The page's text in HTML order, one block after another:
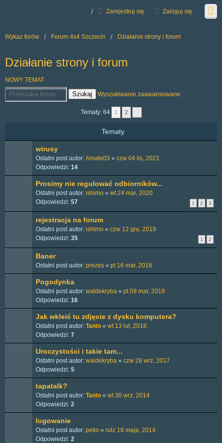
Zaloguj się
Zarejestruj się
Wykaz forów Forum 4x4 Szczecin Działanie strony i forum
Działanie strony i forum
NOWY TEMAT
Szukaj Wyszukiwanie zaawansowane
Tematy: 64 1 2
Tematy
wirusy
Ostatni post autor: Amate03 « czw 04 lis, 2021
Odpowiedzi: 14
Prosimy nie regulować odbiorników...
Ostatni post autor: ishimo « wt 24 mar, 2020
Odpowiedzi: 57 1 2 3
rejestracja na forum
Ostatni post autor: ishimo « czw 12 gru, 2019
Odpowiedzi: 35 1 2
Baner
Ostatni post autor: prezes « pt 16 mar, 2018
Pogodynka
Ostatni post autor: waldekryba « pt 09 mar, 2018
Odpowiedzi: 16
Jak wkleić tu zdjęcie z dysku komputera?
Ostatni post autor: Tanto « wt 13 lut, 2018
Odpowiedzi: 7
Uroczystości i takie tam...
Ostatni post autor: waldekryba « czw 28 wrz, 2017
Odpowiedzi: 5
tapatalk?
Ostatni post autor: Tanto « wt 30 wrz, 2014
Odpowiedzi: 2
logowanie
Ostatni post autor: petio « ndz 18 maja, 2014
Odpowiedzi: 2